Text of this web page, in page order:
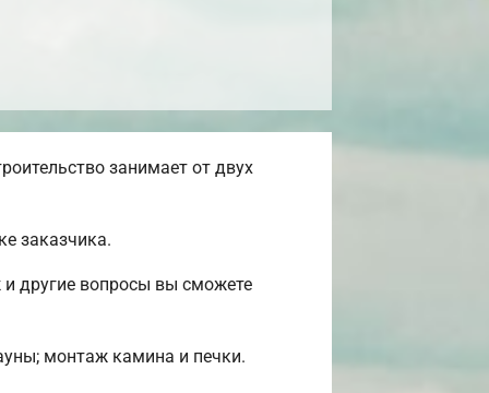
занимает от двух
заказчика.
другие вопросы вы сможете
монтаж камина и печки.